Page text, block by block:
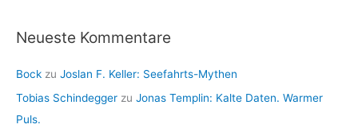
Neueste Kommentare
Bock zu Joslan F. Keller: Seefahrts-Mythen
Tobias Schindegger zu Jonas Templin: Kalte Daten. Warmer
Puls.